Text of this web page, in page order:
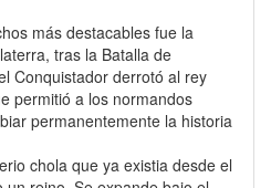
tras la Batalla de
Conquistador derrotó al rey
permitió a los normandos
permanentemente la historia
chola que ya existia desde el